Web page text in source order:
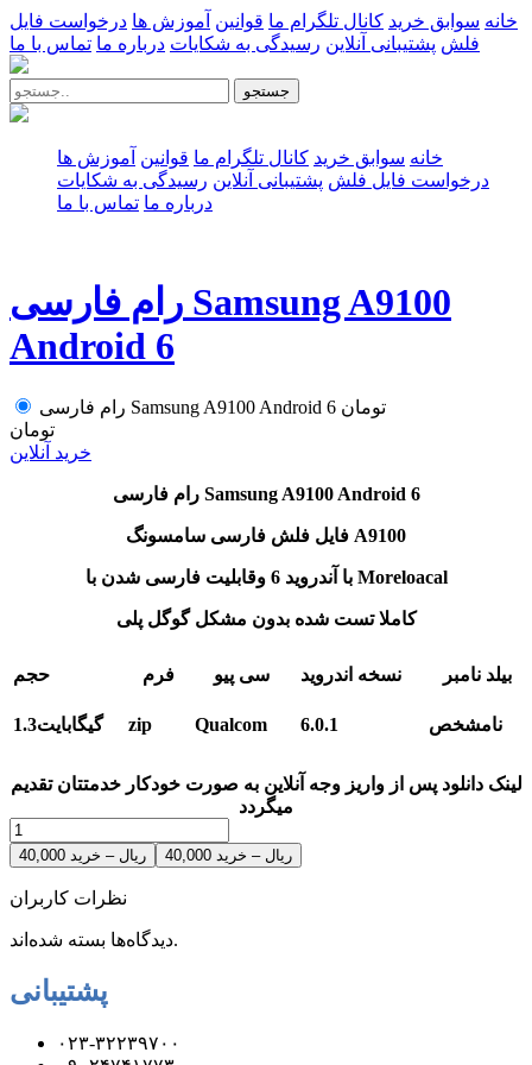
خانه سوابق خرید کانال تلگرام ما قوانین آموزش ها درخواست فایل
فلش پشتیبانی آنلاین رسیدگی به شکایات درباره ما تماس با ما
جستجو
خانه سوابق خرید کانال تلگرام ما قوانین آموزش ها
درخواست فایل فلش پشتیبانی آنلاین رسیدگی به شکایات
درباره ما تماس با ما
رام فارسی Samsung A9100
Android 6
رام فارسی Samsung A9100 Android 6 تومان
تومان
خرید آنلاین
رام فارسی Samsung A9100 Android 6
فایل فلش فارسی سامسونگ A9100
با آندروید 6 وقابلیت فارسی شدن با Moreloacal
کاملا تست شده بدون مشکل گوگل پلی
حجم فرم سی پیو نسخه اندروید بیلد نامبر
1.3گیگابایت zip Qualcom 6.0.1 نامشخص
لینک دانلود پس از واریز وجه آنلاین به صورت خودکار خدمتتان تقدیم
میگردد
40,000 ریال – خرید
نظرات کاربران
دیدگاه‌ها بسته شده‌اند.
پشتیبانی
۰۲۳-۳۲۲۳۹۷۰۰